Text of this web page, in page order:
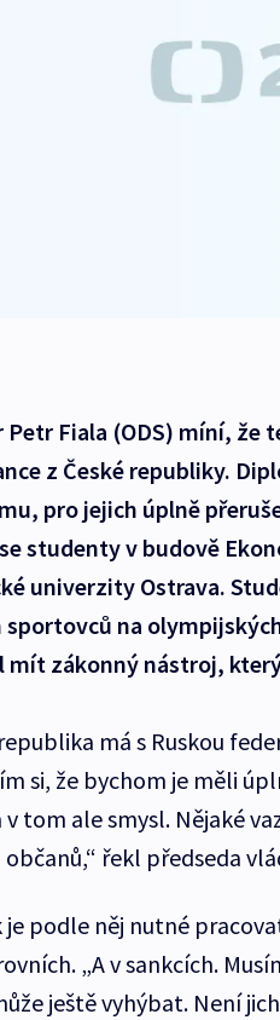
Petr Fiala (ODS) míní,
z České republiky.
pro jejich úplně
studenty v budově
univerzity Ostrava.
sportovců na
mít zákonný nástroj,
má s Ruskou
si, že bychom je měli
tom ale smysl. Nějaké
občanů,“ řekl předseda
je podle něj nutné
„A v sankcích.
ještě vyhýbat. Není